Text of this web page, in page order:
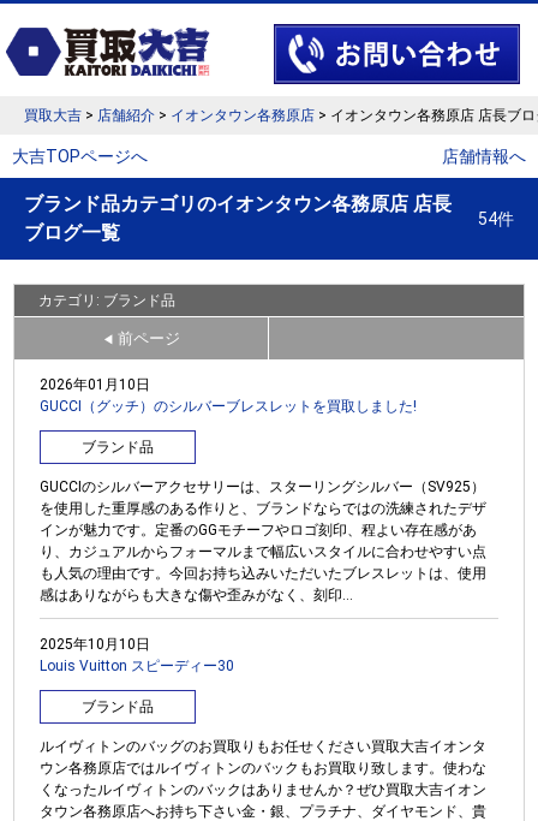
買取大吉 > 店舗紹介 > イオンタウン各務原店 > イオンタウン各務原店 店長ブ
大吉TOPページへ 店舗情報へ
ブランド品カテゴリのイオンタウン各務原店 店長
ブログ一覧
54件
カテゴリ: ブランド品
◀ 前ページ
2026年01月10日
GUCCI（グッチ）のシルバーブレスレットを買取しました!
ブランド品
GUCCIのシルバーアクセサリーは、スターリングシルバー（SV925）
を使用した重厚感のある作りと、ブランドならではの洗練されたデザ
インが魅力です。定番のGGモチーフやロゴ刻印、程よい存在感があ
り、カジュアルからフォーマルまで幅広いスタイルに合わせやすい点
も人気の理由です。今回お持ち込みいただいたブレスレットは、使用
感はありながらも大きな傷や歪みがなく、刻印...
2025年10月10日
Louis Vuitton スピーディー30
ブランド品
ルイヴィトンのバッグのお買取りもお任せください買取大吉イオンタ
ウン各務原店ではルイヴィトンのバックもお買取り致します。使わな
くなったルイヴィトンのバックはありませんか？ぜひ買取大吉イオン
タウン各務原店へお持ち下さい金・銀、プラチナ、ダイヤモンド、貴